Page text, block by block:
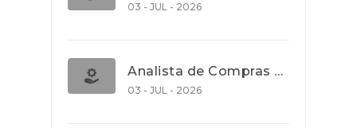
03 - JUL - 2026
Analista de Compras e Contratos (Banca)
03 - JUL - 2026